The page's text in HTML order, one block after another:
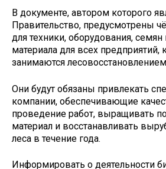
В документе, автором которого
Правительство, предусмотрены
для техники, оборудования, семян
материала для всех предприятий,
занимаются
Они будут обязаны привлекать
компании, обеспечивающие
проведение работ, выращивать
материал и восстанавливать
леса в течение года.
Информировать о деятельности